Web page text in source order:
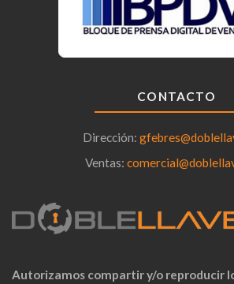
CONTACTO
Dirección:
Ventas:
Autorizamos compartir y/o reproducir